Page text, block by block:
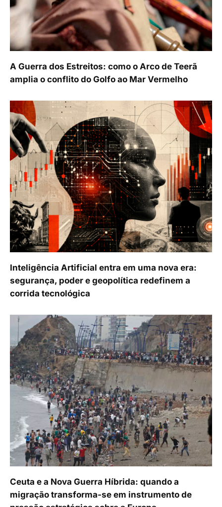
A Guerra dos Estreitos: como o Arco de Teerã
amplia o conflito do Golfo ao Mar Vermelho
Inteligência Artificial entra em uma nova era:
segurança, poder e geopolítica redefinem a
corrida tecnológica
Ceuta e a Nova Guerra Híbrida: quando a
migração transforma-se em instrumento de